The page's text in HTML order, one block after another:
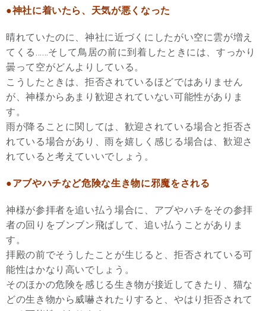
●神社に着いたら、天気が悪くなった
晴れていたのに、神社に近づくにしたがい空に雲が増え
てくる……そして鳥居の前に到着したときには、すっかり
曇って空がどんよりしている。
こうしたときは、拒否されているほどではありません
が、神様からあまり歓迎されていない可能性がありま
す。
雨が降ることに関しては、歓迎されている場合と拒否さ
れている場合があり、雨を嬉しく感じる場合は、歓迎さ
れていると考えていいでしょう。
●アブやハチなど危険な生き物に邪魔をされる
神様が参拝者を追い払う場合に、アブやハチをその参拝
者の回りをブンブン飛ばして、追い払うことがありま
す。
拝殿の前でそうしたことが生じると、拒否されている可
能性はかなり高いでしょう。
そのほかの危険を感じる生き物が接近してきたり、猫な
どの生き物から威嚇されたりすると、やはり拒否されて